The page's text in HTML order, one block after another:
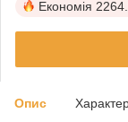
Економія
Опис